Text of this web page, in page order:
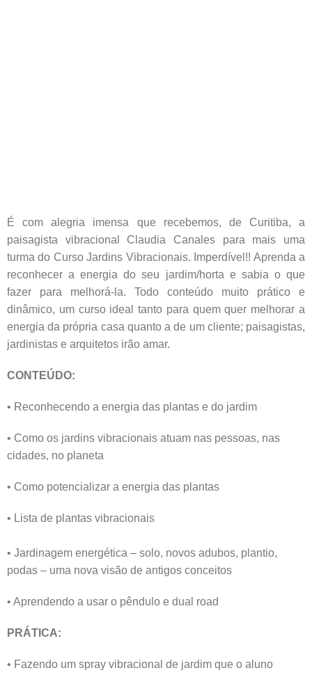
É com alegria imensa que recebemos, de Curitiba, a
paisagista vibracional Claudia Canales para mais uma
turma do Curso Jardins Vibracionais. Imperdível!! Aprenda a
reconhecer a energia do seu jardim/horta e sabia o que
fazer para melhorá-la. Todo conteúdo muito prático e
dinâmico, um curso ideal tanto para quem quer melhorar a
energia da própria casa quanto a de um cliente; paisagistas,
jardinistas e arquitetos irão amar.
CONTEÚDO:
• Reconhecendo a energia das plantas e do jardim
• Como os jardins vibracionais atuam nas pessoas, nas
cidades, no planeta
• Como potencializar a energia das plantas
• Lista de plantas vibracionais
• Jardinagem energética – solo, novos adubos, plantio,
podas – uma nova visão de antigos conceitos
• Aprendendo a usar o pêndulo e dual road
PRÁTICA:
• Fazendo um spray vibracional de jardim que o aluno